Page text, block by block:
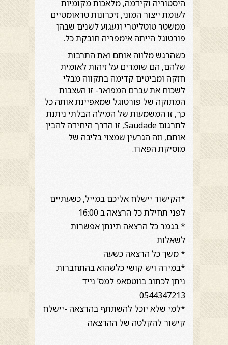
היסטוריה וקידמה, מלאכות מקומיות
לעומת ייצור המוני, זיכרונות טראומטיים
ממשטר טוטליטרי וגעגוע לשנים שבהן
פורטוגל הייתה אימפריה חובקת כל.
כשהרגש מלווה אותם ואת התרבות
שלהם, הם שומרים על זיהות לאומית
חזקה ומביטים קדימה בתקווה מבלי
לשכוח את עברם המפואר- זו העצבות
המתוקה של פורטוגל שמאפיינת אותה כל
כך, זו המשמעות של המילה הבלתי ניתנת
לתרגום Saudade, זו הדרך היחידה להבין
אותם, וזה הגרעין שמצוי בליבה של
מוסיקת הפאדו.
*הקישור יישלח אליכם במייל, כשעתיים
לפני תחילת כל הרצאה ב 16:00
* בגמר כל הרצאה תינתן אפשרות
לשאלות
* משך כל הרצאה כשעה
*במידה ויש קושי כלשהוא בהתחברות
ניתן לכתוב בווטסאפ למס' נייד
0544347213
*למי שלא יוכל להשתתף בהרצאה -יישלח
קישור להקלטה של ההרצאה